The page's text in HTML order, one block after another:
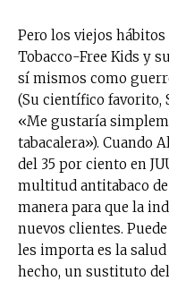
Pero los viejos
Tobacco-Free Kids y
sí mismos como
(Su científico favorito,
«Me gustaría
tabacalera»). Cuando
del 35 por ciento en
multitud antitabaco
manera para que la
nuevos clientes.
les importa es la salud
hecho, un sustituto